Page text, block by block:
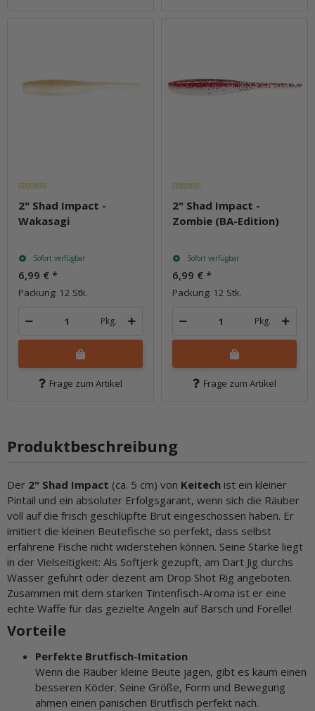
2" Shad Impact -
Wakasagi
Sofort verfügbar
6,99 € *
Packung: 12 Stk.
Pkg.
Frage zum Artikel
2" Shad Impact -
Zombie (BA-Edition)
Sofort verfügbar
6,99 € *
Packung: 12 Stk.
Pkg.
Frage zum Artikel
Produktbeschreibung
Der 2" Shad Impact (ca. 5 cm) von Keitech ist ein kleiner
Pintail und ein absoluter Erfolgsgarant, wenn sich die Räuber
voll auf die frisch geschlüpfte Brut eingeschossen haben. Er
imitiert die kleinen Beutefische so perfekt, dass selbst
erfahrene Fische nicht widerstehen können. Seine Stärke liegt
in der Vielseitigkeit: Als Softjerk gezupft, am Dart Jig durchs
Wasser geführt oder dezent am Drop Shot Rig angeboten.
Zusammen mit dem starken Tintenfisch-Aroma ist er eine
echte Waffe für das gezielte Angeln auf Barsch und Forelle!
Vorteile
Perfekte Brutfisch-Imitation
Wenn die Räuber kleine Beute jagen, gibt es kaum einen
besseren Köder. Seine Größe, Form und Bewegung
ahmen einen panischen Brutfisch perfekt nach.